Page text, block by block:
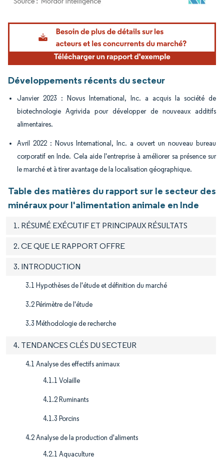
Image © Mordor Intelligence. La réutilisation nécessite une attribution sous CC BY
Développements récents du secteur
Janvier 2023 : Novus International, Inc. a acquis la société de
biotechnologie Agrivida pour développer de nouveaux additifs
alimentaires.
Avril 2022 : Novus International, Inc. a ouvert un nouveau bureau
corporatif en Inde. Cela aide l'entreprise à améliorer sa présence sur
le marché et à tirer avantage de la localisation géographique.
Table des matières du rapport sur le secteur des
minéraux pour l'alimentation animale en Inde
1. RÉSUMÉ EXÉCUTIF ET PRINCIPAUX RÉSULTATS
2. CE QUE LE RAPPORT OFFRE
3. INTRODUCTION
3.1 Hypothèses de l'étude et définition du marché
3.2 Périmètre de l'étude
3.3 Méthodologie de recherche
4. TENDANCES CLÉS DU SECTEUR
4.1 Analyse des effectifs animaux
4.1.1 Volaille
4.1.2 Ruminants
4.1.3 Porcins
4.2 Analyse de la production d'aliments
4.2.1 Aquaculture